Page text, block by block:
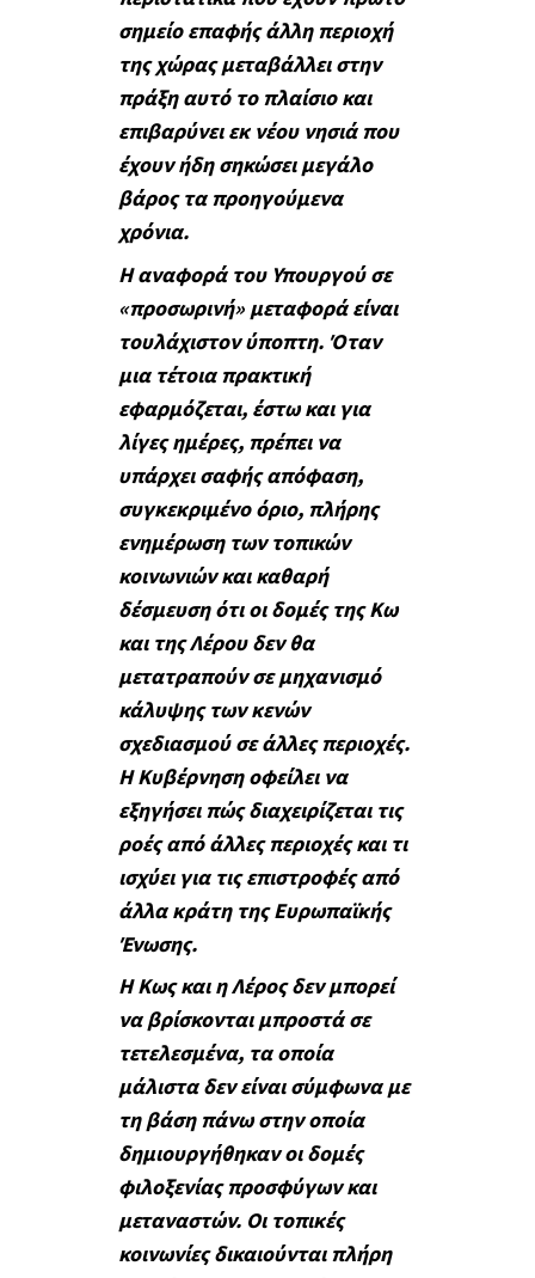
σημείο επαφής άλλη περιοχή
της χώρας μεταβάλλει στην
πράξη αυτό το πλαίσιο και
επιβαρύνει εκ νέου νησιά που
έχουν ήδη σηκώσει μεγάλο
βάρος τα προηγούμενα
χρόνια.
Η αναφορά του Υπουργού σε
«προσωρινή» μεταφορά είναι
τουλάχιστον ύποπτη. Όταν
μια τέτοια πρακτική
εφαρμόζεται, έστω και για
λίγες ημέρες, πρέπει να
υπάρχει σαφής απόφαση,
συγκεκριμένο όριο, πλήρης
ενημέρωση των τοπικών
κοινωνιών και καθαρή
δέσμευση ότι οι δομές της Κω
και της Λέρου δεν θα
μετατραπούν σε μηχανισμό
κάλυψης των κενών
σχεδιασμού σε άλλες περιοχές.
Η Κυβέρνηση οφείλει να
εξηγήσει πώς διαχειρίζεται τις
ροές από άλλες περιοχές και τι
ισχύει για τις επιστροφές από
άλλα κράτη της Ευρωπαϊκής
Ένωσης.
Η Κως και η Λέρος δεν μπορεί
να βρίσκονται μπροστά σε
τετελεσμένα, τα οποία
μάλιστα δεν είναι σύμφωνα με
τη βάση πάνω στην οποία
δημιουργήθηκαν οι δομές
φιλοξενίας προσφύγων και
μεταναστών. Οι τοπικές
κοινωνίες δικαιούνται πλήρη